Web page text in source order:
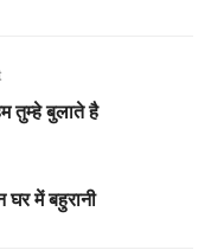
तुम्हे बुलाते है
में बहुरानी